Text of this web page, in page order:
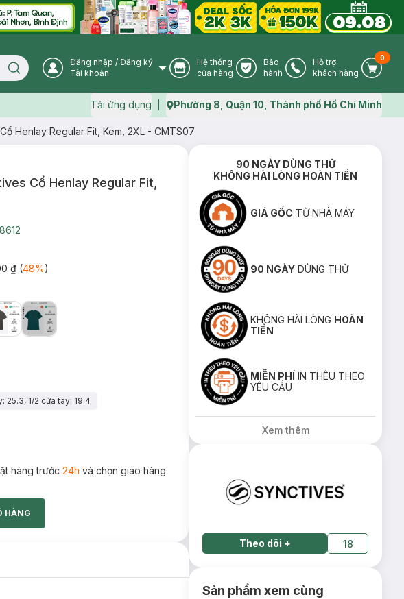
Search icon User Icon
Đăng nhập / Đăng ký
Tài khoản
Store Icon
Hệ thống
cửa hàng
Warranty Icon
Bảo
hành
Phone Icon
Hỗ trợ
khách hàng
Cart
0
Tải ứng dụng Map icon
Phường 8, Quận 10, Thành phố Hồ Chí Minh
Henlay Regular Fit, Kem, 2XL - CMTS07
Cổ Henlay Regular Fit,
₫(48%)
25.3, 1/2 cửa tay: 19.4
hàng trước 24h và chọn giao hàng
HÀNG
90 NGÀY DÙNG THỬ
KHÔNG HÀI LÒNG HOÀN TIỀN
GIÁ GỐC TỪ NHÀ MÁY
90 NGÀY DÙNG THỬ
KHÔNG HÀI LÒNG HOÀN
TIỀN
MIỄN PHÍ IN THÊU THEO
YÊU CẦU
Xem thêm
Theo dõi + 18
Sản phẩm xem cùng